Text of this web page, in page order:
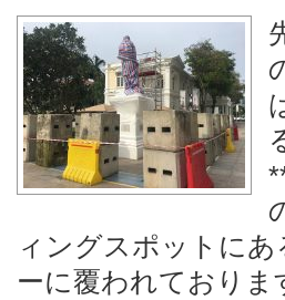
ィングスポットに
ーに覆われておりま